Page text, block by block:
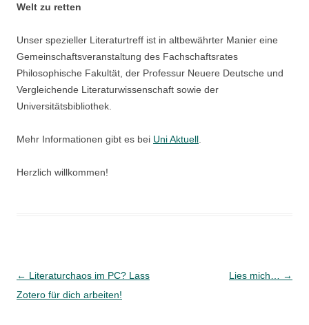
Welt zu retten
Unser spezieller Literaturtreff ist in altbewährter Manier eine
Gemeinschaftsveranstaltung des Fachschaftsrates
Philosophische Fakultät, der Professur Neuere Deutsche und
Vergleichende Literaturwissenschaft sowie der
Universitätsbibliothek.
Mehr Informationen gibt es bei Uni Aktuell
Herzlich willkommen!
Beitragsnavigation
← Literaturchaos im PC? Lass
Zotero für dich arbeiten!
Lies mich… →